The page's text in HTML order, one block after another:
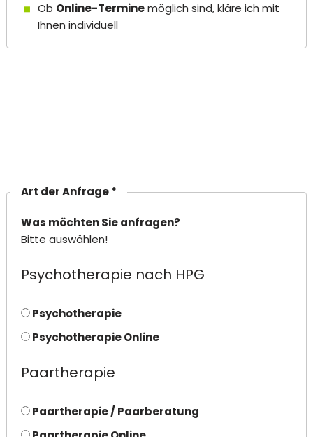
Ob Online-Terminemöglich sind, kläre ich mit
Ihnen individuell
Art der Anfrage *
Was möchten Sie anfragen?
Bitte auswählen!
Psychotherapie nach HPG
Psychotherapie
Psychotherapie Online
Paartherapie
Paartherapie / Paarberatung